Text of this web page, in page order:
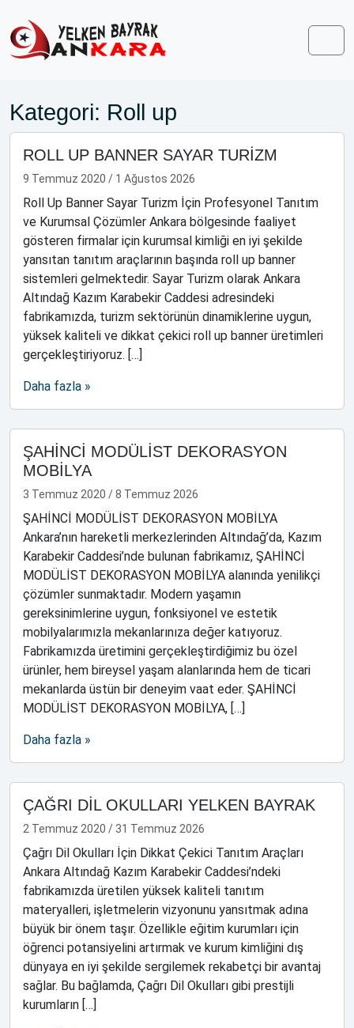
Kategori: Roll up
ROLL UP BANNER SAYAR TURİZM
9 Temmuz 2020 / 1 Ağustos 2026
Roll Up Banner Sayar Turizm İçin Profesyonel Tanıtım
ve Kurumsal Çözümler Ankara bölgesinde faaliyet
gösteren firmalar için kurumsal kimliği en iyi şekilde
yansıtan tanıtım araçlarının başında roll up banner
sistemleri gelmektedir. Sayar Turizm olarak Ankara
Altındağ Kazım Karabekir Caddesi adresindeki
fabrikamızda, turizm sektörünün dinamiklerine uygun,
yüksek kaliteli ve dikkat çekici roll up banner üretimleri
gerçekleştiriyoruz. […]
Daha fazla »
ŞAHİNCİ MODÜLİST DEKORASYON
MOBİLYA
3 Temmuz 2020 /8 Temmuz 2026
ŞAHİNCİ MODÜLİST DEKORASYON MOBİLYA
Ankara’nın hareketli merkezlerinden Altındağ’da, Kazım
Karabekir Caddesi’nde bulunan fabrikamız, ŞAHİNCİ
MODÜLİST DEKORASYON MOBİLYA alanında yenilikçi
çözümler sunmaktadır. Modern yaşamın
gereksinimlerine uygun, fonksiyonel ve estetik
mobilyalarımızla mekanlarınıza değer katıyoruz.
Fabrikamızda üretimini gerçekleştirdiğimiz bu özel
ürünler, hem bireysel yaşam alanlarında hem de ticari
mekanlarda üstün bir deneyim vaat eder. ŞAHİNCİ
MODÜLİST DEKORASYON MOBİLYA, […]
Daha fazla »
ÇAĞRI DİL OKULLARI YELKEN BAYRAK
2 Temmuz 2020 / 31 Temmuz 2026
Çağrı Dil Okulları İçin Dikkat Çekici Tanıtım Araçları
Ankara Altındağ Kazım Karabekir Caddesi’ndeki
fabrikamızda üretilen yüksek kaliteli tanıtım
materyalleri, işletmelerin vizyonunu yansıtmak adına
büyük bir önem taşır. Özellikle eğitim kurumları için
öğrenci potansiyelini artırmak ve kurum kimliğini dış
dünyaya en iyi şekilde sergilemek rekabetçi bir avantaj
sağlar. Bu bağlamda, Çağrı Dil Okulları gibi prestijli
kurumların […]